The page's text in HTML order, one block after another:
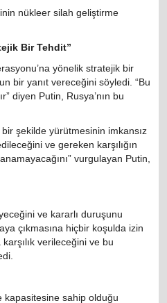
nükleer silah geliştirme
Bir Tehdit”
yönelik stratejik bir
bir yanıt vereceğini söyledi. “Bu
diyen Putin, Rusya’nın bu
şekilde yürütmesinin imkansız
ve gereken karşılığın
vurgulayan Putin,
ve kararlı duruşunu
çıkmasına hiçbir koşulda izin
verileceğini ve bu
kapasitesine sahip olduğu